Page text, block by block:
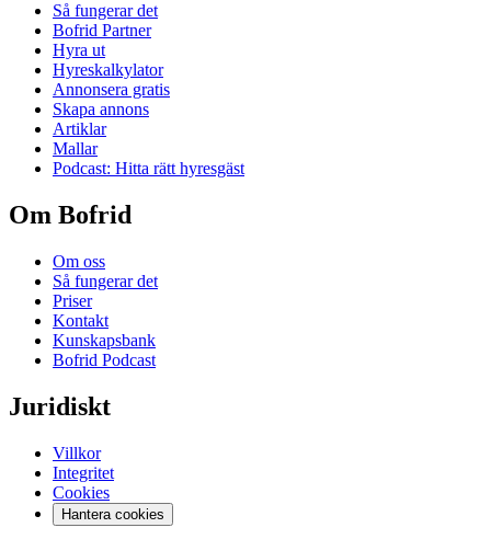
Så fungerar det
Bofrid Partner
Hyra ut
Hyreskalkylator
Annonsera gratis
Skapa annons
Artiklar
Mallar
Podcast: Hitta rätt hyresgäst
Om Bofrid
Om oss
Så fungerar det
Priser
Kontakt
Kunskapsbank
Bofrid Podcast
Juridiskt
Villkor
Integritet
Cookies
Hantera cookies